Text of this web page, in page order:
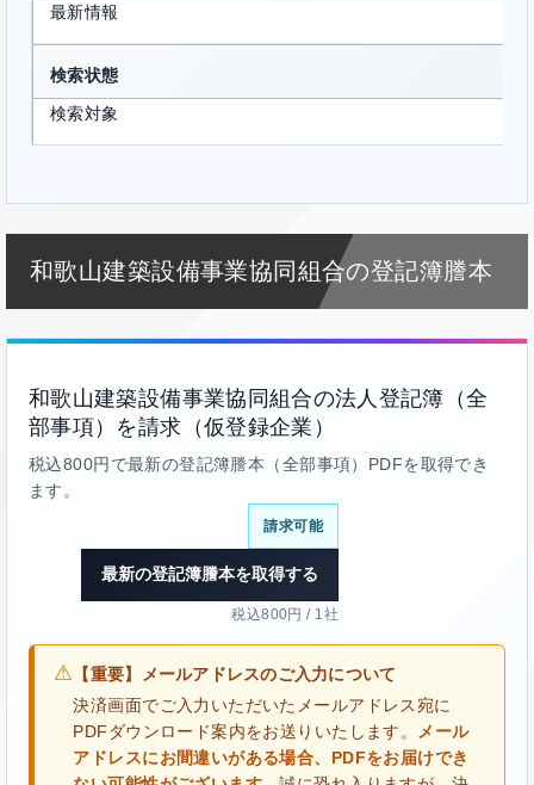
最新情報
検索状態
検索対象
和歌山建築設備事業協同組合の登記簿謄本
和歌山建築設備事業協同組合の法人登記簿（全
部事項）を請求（仮登録企業）
税込800円で最新の登記簿謄本（全部事項）PDFを取得でき
ます。
請求可能
最新の登記簿謄本を取得する
税込800円 / 1社
⚠ 【重要】メールアドレスのご入力について
決済画面でご入力いただいたメールアドレス宛に
PDFダウンロード案内をお送りいたします。
メール
アドレスにお間違いがある場合、PDFをお届けでき